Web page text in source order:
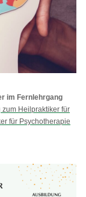
im Fernlehrgang
Heilpraktiker für
für Psychotherapie